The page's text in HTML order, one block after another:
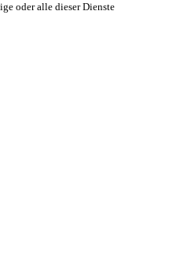
oder alle dieser Dienste